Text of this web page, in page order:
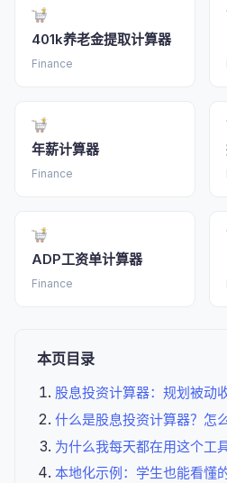
401k养老金提取计算器
Finance
年薪计算器
Finance
ADP工资单计算器
Finance
本页目录
股息投资计算器：规划被动
什么是股息投资计算器？怎
为什么我每天都在用这个工具
本地化示例：学生也能看懂